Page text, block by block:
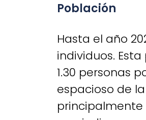
Población
Hasta el año
individuos.
1.30 personas
espacioso de
principalmente